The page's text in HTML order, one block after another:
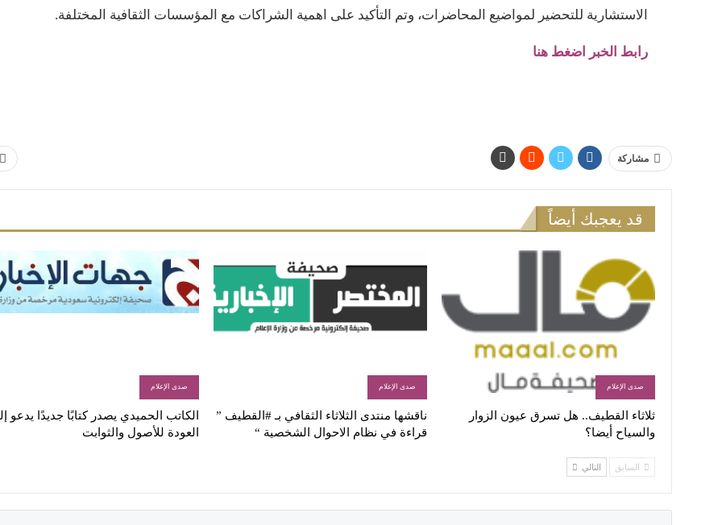
الاستشارية للتحضير لمواضيع المحاضرات، وتم التأكيد على اهمية الشراكات مع المؤسسات الثقافية المختلفة.
رابط الخبر اضغط هنا
مشاركة
قد يعجبك أيضاً
صدى الإعلام
ثلاثاء القطيف.. هل تسرق عيون الزوار
والسياح أيضا؟
صدى الإعلام
ناقشها منتدى الثلاثاء الثقافي بـ #القطيف ”
قراءة في نظام الاحوال الشخصية “
صدى الإعلام
الكاتب الحميدي يصدر كتابًا جديدًا يدعو
العودة للأصول والثوابت
السابق التالي